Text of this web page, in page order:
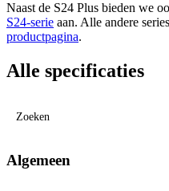
Naast de S24 Plus bieden we
S24-serie aan. Alle andere
productpagina.
Alle specificaties
Zoeken
Algemeen